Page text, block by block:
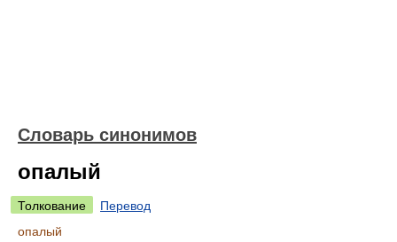
Словарь синонимов
опалый
Толкование
Перевод
опалый